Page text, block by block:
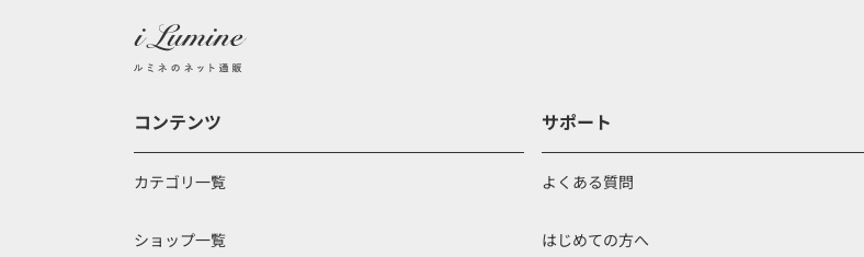
コンテンツ
カテゴリ一覧
ショップ一覧
サポート
よくある質問
はじめての方へ